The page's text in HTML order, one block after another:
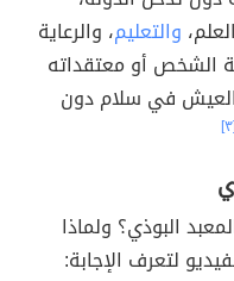
والتعليم، والرعاية
الشخص أو معتقداته
العيش في سلام دون
البوذي؟ ولماذا
لتعرف الإجابة: